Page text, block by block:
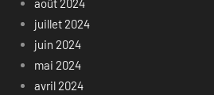
août 2024
juillet 2024
juin 2024
mai 2024
avril 2024